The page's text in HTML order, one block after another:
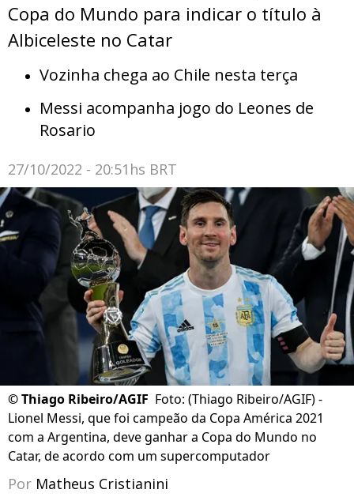
Copa do Mundo para indicar o título à
Albiceleste no Catar
Vozinha chega ao Chile nesta terça
Messi acompanha jogo do Leones de
Rosario
27/10/2022 - 20:51hs BRT
©Thiago Ribeiro/AGIF Foto: (Thiago Ribeiro/AGIF) -
Lionel Messi, que foi campeão da Copa América 2021
com a Argentina, deve ganhar a Copa do Mundo no
Catar, de acordo com um supercomputador
Por Matheus Cristianini